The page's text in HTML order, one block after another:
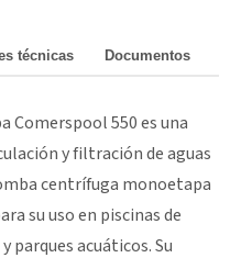
técnicas Documentos
Comerspool 550 es una
y filtración de aguas
centrífuga monoetapa
su uso en piscinas de
parques acuáticos. Su